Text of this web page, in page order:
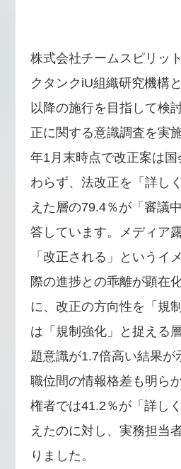
株式会社チームスピリッ
クタンクiU組織研究機構
以降の施行を目指して検
正に関する意識調査を実
年1月末時点で改正案は
わらず、法改正を「詳し
えた層の79.4％が「審議
答しています。メディア
「改正される」というイ
際の進捗との乖離が顕在
に、改正の方向性を「規
は「規制強化」と捉える
題意識が1.7倍高い結果が
職位間の情報格差も明ら
権者では41.2％が「詳し
えたのに対し、実務担当
りました。